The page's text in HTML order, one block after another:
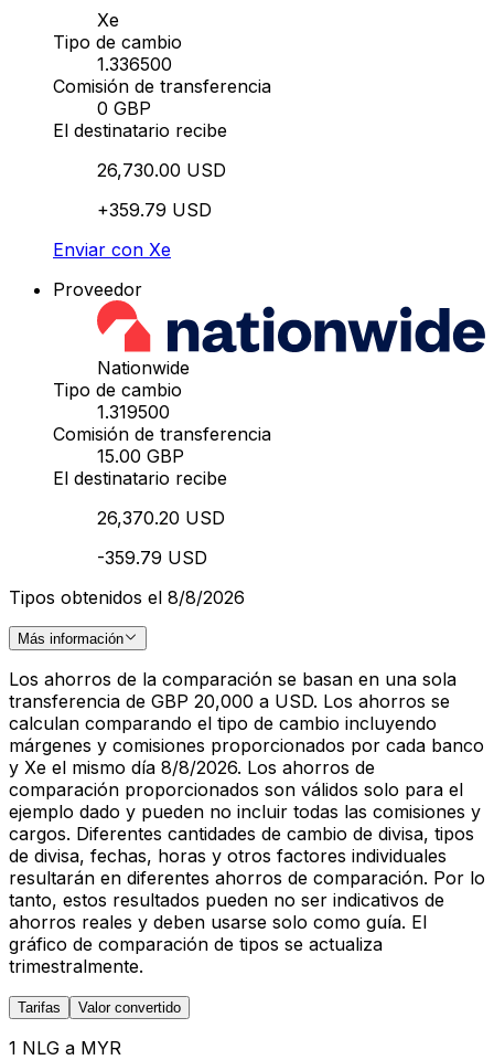
Xe
Tipo de cambio
1.336500
Comisión de transferencia
0 GBP
El destinatario recibe
26,730.00 USD
+359.79 USD
Enviar con Xe
Proveedor
Nationwide
Tipo de cambio
1.319500
Comisión de transferencia
15.00 GBP
El destinatario recibe
26,370.20 USD
-359.79 USD
Tipos obtenidos el 8/8/2026
Más información
Los ahorros de la comparación se basan en una sola
transferencia de GBP 20,000 a USD. Los ahorros se
calculan comparando el tipo de cambio incluyendo
márgenes y comisiones proporcionados por cada banco
y Xe el mismo día 8/8/2026. Los ahorros de
comparación proporcionados son válidos solo para el
ejemplo dado y pueden no incluir todas las comisiones y
cargos. Diferentes cantidades de cambio de divisa, tipos
de divisa, fechas, horas y otros factores individuales
resultarán en diferentes ahorros de comparación. Por lo
tanto, estos resultados pueden no ser indicativos de
ahorros reales y deben usarse solo como guía. El
gráfico de comparación de tipos se actualiza
trimestralmente.
Tarifas Valor convertido
1 NLG a MYR